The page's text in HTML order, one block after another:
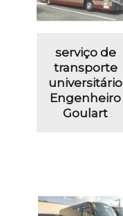
serviço de
transporte
universitário
Engenheiro
Goulart